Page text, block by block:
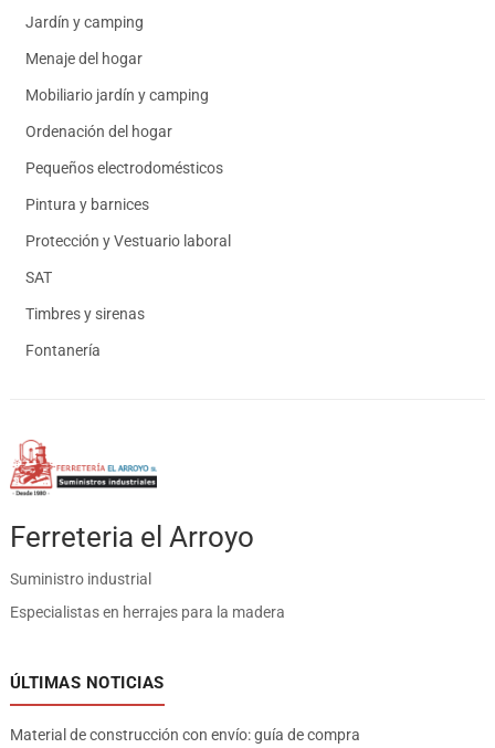
Jardín y camping
Menaje del hogar
Mobiliario jardín y camping
Ordenación del hogar
Pequeños electrodomésticos
Pintura y barnices
Protección y Vestuario laboral
SAT
Timbres y sirenas
Fontanería
Ferreteria el Arroyo
Suministro industrial
Especialistas en herrajes para la madera
ÚLTIMAS NOTICIAS
Material de construcción con envío: guía de compra